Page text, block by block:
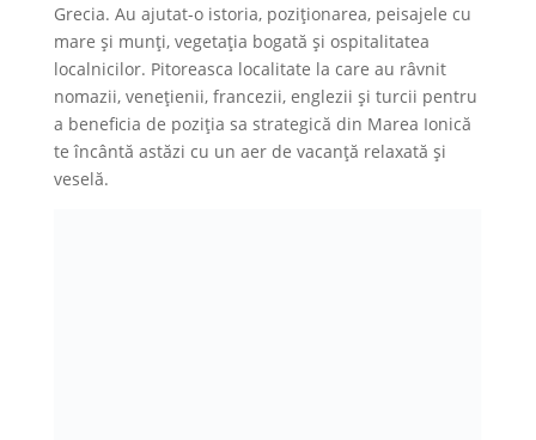
Grecia. Au ajutat-o istoria, poziționarea, peisajele cu
mare și munți, vegetația bogată și ospitalitatea
localnicilor. Pitoreasca localitate la care au râvnit
nomazii, venețienii, francezii, englezii și turcii pentru
a beneficia de poziția sa strategică din Marea Ionică
te încântă astăzi cu un aer de vacanță relaxată și
veselă.